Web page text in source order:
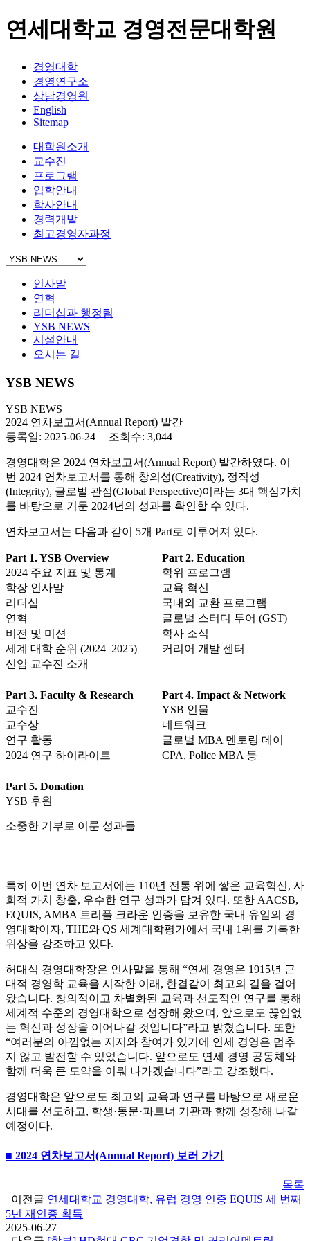
연세대학교 경영전문대학원
경영대학
경영연구소
상남경영원
English
Sitemap
대학원소개
교수진
프로그램
입학안내
학사안내
경력개발
최고경영자과정
인사말
연혁
리더십과 행정팀
YSB NEWS
시설안내
오시는 길
YSB NEWS
YSB NEWS
2024 연차보고서(Annual Report) 발간
등록일: 2025-06-24 | 조회수: 3,044
경영대학은 2024 연차보고서(Annual Report) 발간하였다. 이
번 2024 연차보고서를 통해 창의성(Creativity), 정직성
(Integrity), 글로벌 관점(Global Perspective)이라는 3대 핵심가치
를 바탕으로 거둔 2024년의 성과를 확인할 수 있다.
연차보고서는 다음과 같이 5개 Part로 이루어져 있다.
Part 1. YSB Overview
Part 2. Education
2024 주요 지표 및 통계
학위 프로그램
학장 인사말
교육 혁신
리더십
국내외 교환 프로그램
연혁
글로벌 스터디 투어 (GST)
비전 및 미션
학사 소식
세계 대학 순위 (2024–2025)
커리어 개발 센터
신임 교수진 소개
Part 3. Faculty & Research
Part 4. Impact & Network
교수진
YSB 인물
교수상
네트워크
연구 활동
글로벌 MBA 멘토링 데이
2024 연구 하이라이트
CPA, Police MBA 등
Part 5. Donation
YSB 후원
소중한 기부로 이룬 성과들
특히 이번 연차 보고서에는 110년 전통 위에 쌓은 교육혁신, 사
회적 가치 창출, 우수한 연구 성과가 담겨 있다. 또한 AACSB,
EQUIS, AMBA 트리플 크라운 인증을 보유한 국내 유일의 경
영대학이자, THE와 QS 세계대학평가에서 국내 1위를 기록한
위상을 강조하고 있다.
허대식 경영대학장은 인사말을 통해 “연세 경영은 1915년 근
대적 경영학 교육을 시작한 이래, 한결같이 최고의 길을 걸어
왔습니다. 창의적이고 차별화된 교육과 선도적인 연구를 통해
세계적 수준의 경영대학으로 성장해 왔으며, 앞으로도 끊임없
는 혁신과 성장을 이어나갈 것입니다”라고 밝혔습니다. 또한
“여러분의 아낌없는 지지와 참여가 있기에 연세 경영은 멈추
지 않고 발전할 수 있었습니다. 앞으로도 연세 경영 공동체와
함께 더욱 큰 도약을 이뤄 나가겠습니다”라고 강조했다.
경영대학은 앞으로도 최고의 교육과 연구를 바탕으로 새로운
시대를 선도하고, 학생·동문·파트너 기관과 함께 성장해 나갈
예정이다.
■ 2024 연차보고서(Annual Report) 보러 가기
목록
이전글 연세대학교 경영대학, 유럽 경영 인증 EQUIS 세 번째
5년 재인증 획득
2025-06-27